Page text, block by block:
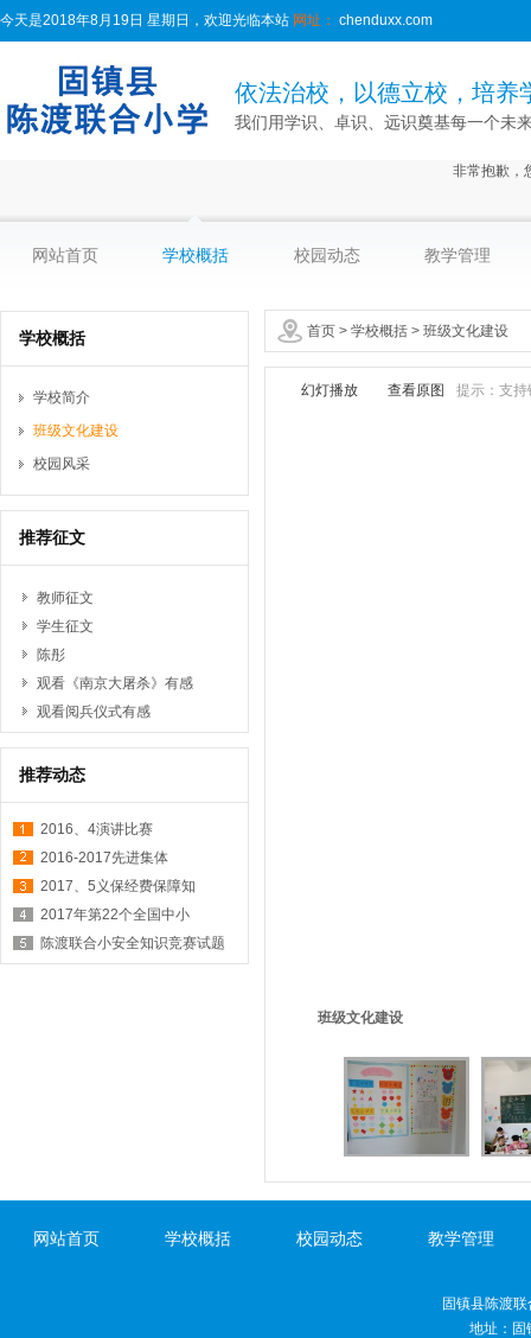
今天是2018年8月19日 星期日，欢迎光临本站 网址： chenduxx.com
依法治校，以德立校，培养
我们用学识、卓识、远识奠基每一个未
非常抱歉，
网站首页 学校概括 校园动态 教学管理
首页 > 学校概括 > 班级文化建设
学校概括
学校简介
班级文化建设
校园风采
推荐征文
教师征文
学生征文
陈彤
观看《南京大屠杀》有感
观看阅兵仪式有感
推荐动态
2016、4演讲比赛
2016-2017先进集体
2017、5义保经费保障知
2017年第22个全国中小
陈渡联合小安全知识竞赛试题
幻灯播放 查看原图 提示：支
班级文化建设
网站首页 学校概括 校园动态 教学管理
固镇县陈渡
地址：固